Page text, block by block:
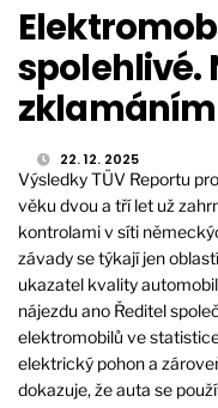
spolehlivé.
zklamáním
22. 12. 2025
Výsledky TÜV Reportu
věku dvou a tří let už
kontrolami v síti
závady se týkají jen
ukazatel kvality
nájezdu ano Ředitel
elektromobilů ve
elektrický pohon a
dokazuje, že auta se